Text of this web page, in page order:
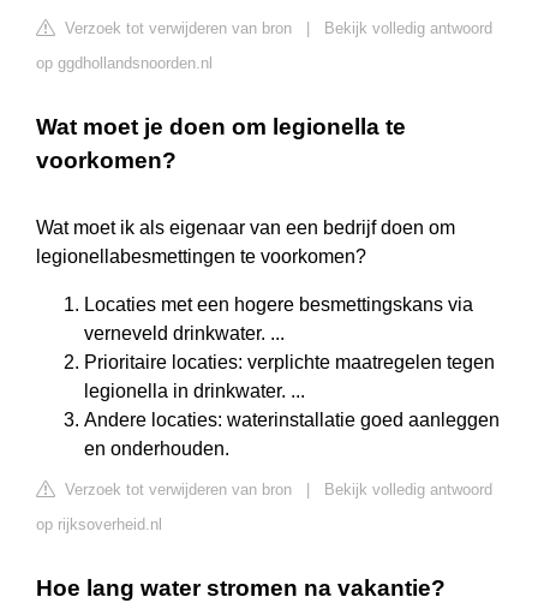
Verzoek tot verwijderen van bron
Bekijk volledig antwoord
op ggdhollandsnoorden.nl
Wat moet je doen om legionella te
voorkomen?
Wat moet ik als eigenaar van een bedrijf doen om
legionellabesmettingen te voorkomen?
Locaties met een hogere besmettingskans via
verneveld drinkwater. ...
Prioritaire locaties: verplichte maatregelen tegen
legionella in drinkwater. ...
Andere locaties: waterinstallatie goed aanleggen
en onderhouden.
Verzoek tot verwijderen van bron
Bekijk volledig antwoord
op rijksoverheid.nl
Hoe lang water stromen na vakantie?